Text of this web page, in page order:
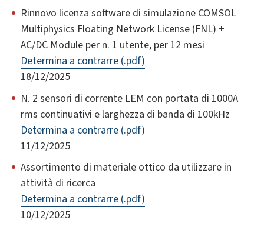
Rinnovo licenza software di simulazione COMSOL
Multiphysics Floating Network License (FNL) +
AC/DC Module per n. 1 utente, per 12 mesi
Determina a contrarre (.pdf)
18/12/2025
N. 2 sensori di corrente LEM con portata di 1000A
rms continuativi e larghezza di banda di 100kHz
Determina a contrarre (.pdf)
11/12/2025
Assortimento di materiale ottico da utilizzare in
attività di ricerca
Determina a contrarre (.pdf)
10/12/2025